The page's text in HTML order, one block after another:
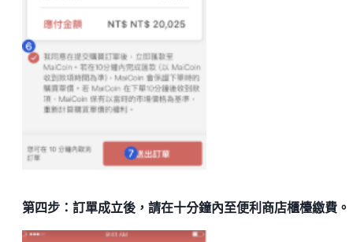
第四步：訂單成立後，請在十分鐘內至便利商店櫃檯繳費。